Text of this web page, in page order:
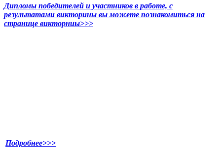
Дипломы победителей и участников в работе, с
результатами викторины вы можете познакомиться на
странице викторниы>>>
Подробнее>>>